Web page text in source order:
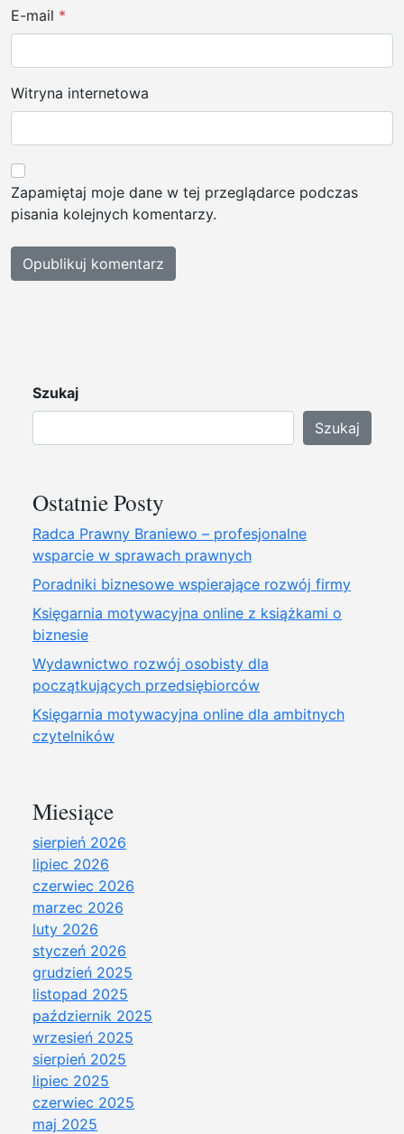
E-mail *
Witryna internetowa
Zapamiętaj moje dane w tej przeglądarce podczas
pisania kolejnych komentarzy.
Szukaj
Szukaj
Ostatnie Posty
Radca Prawny Braniewo – profesjonalne
wsparcie w sprawach prawnych
Poradniki biznesowe wspierające rozwój firmy
Księgarnia motywacyjna online z książkami o
biznesie
Wydawnictwo rozwój osobisty dla
początkujących przedsiębiorców
Księgarnia motywacyjna online dla ambitnych
czytelników
Miesiące
sierpień 2026
lipiec 2026
czerwiec 2026
marzec 2026
luty 2026
styczeń 2026
grudzień 2025
listopad 2025
październik 2025
wrzesień 2025
sierpień 2025
lipiec 2025
czerwiec 2025
maj 2025